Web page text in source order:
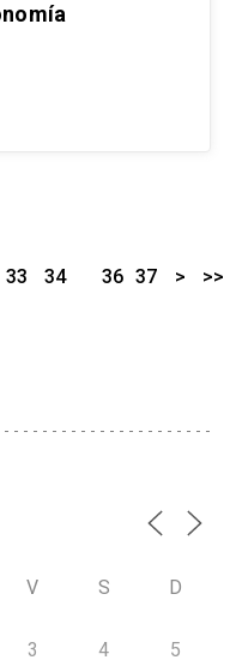
33
34
36 37 > >>
V S D
3 4 5